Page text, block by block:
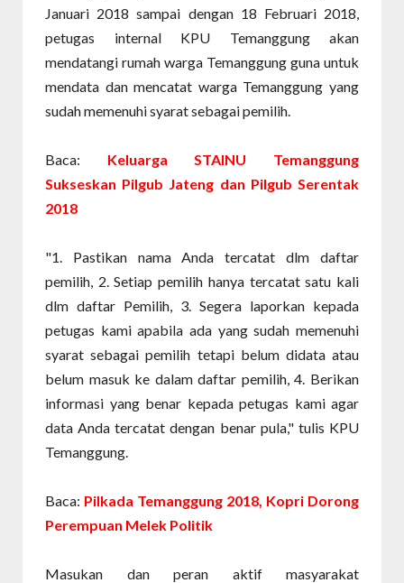
Januari 2018 sampai dengan 18 Februari 2018,
petugas internal KPU Temanggung akan
mendatangi rumah warga Temanggung guna untuk
mendata dan mencatat warga Temanggung yang
sudah memenuhi syarat sebagai pemilih.
Baca: Keluarga STAINU Temanggung
Sukseskan Pilgub Jateng dan Pilgub Serentak
2018
"1. Pastikan nama Anda tercatat dlm daftar
pemilih, 2. Setiap pemilih hanya tercatat satu kali
dlm daftar Pemilih, 3. Segera laporkan kepada
petugas kami apabila ada yang sudah memenuhi
syarat sebagai pemilih tetapi belum didata atau
belum masuk ke dalam daftar pemilih, 4. Berikan
informasi yang benar kepada petugas kami agar
data Anda tercatat dengan benar pula," tulis KPU
Temanggung.
Baca: Pilkada Temanggung 2018, Kopri Dorong
Perempuan Melek Politik
Masukan dan peran aktif masyarakat